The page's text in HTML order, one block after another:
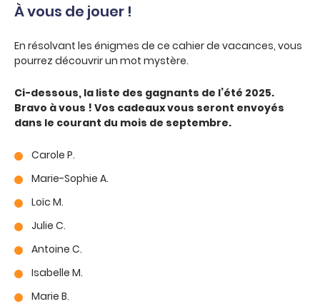
À vous de jouer !
En résolvant les énigmes de ce cahier de vacances, vous
pourrez découvrir un mot mystère.
Ci-dessous, la liste des gagnants de l’été 2025.
Bravo à vous ! Vos cadeaux vous seront envoyés
dans le courant du mois de septembre.
Carole P.
Marie-Sophie A.
Loïc M.
Julie C.
Antoine C.
Isabelle M.
Marie B.